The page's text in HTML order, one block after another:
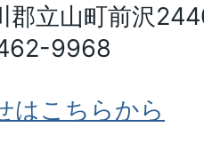
郡立山町前沢
9968
はこちらから